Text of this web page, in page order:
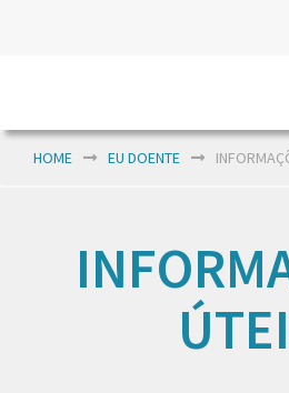
HOME EU DOENTE